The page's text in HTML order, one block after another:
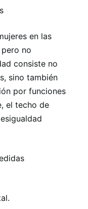
en las
no
consiste no
sino también
por funciones
el techo de